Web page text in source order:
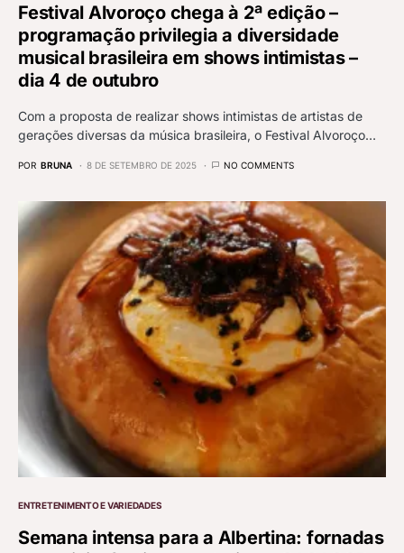
Festival Alvoroço chega à 2ª edição –
programação privilegia a diversidade
musical brasileira em shows intimistas –
dia 4 de outubro
Com a proposta de realizar shows intimistas de artistas de
gerações diversas da música brasileira, o Festival Alvoroço…
POR BRUNA 8 DE SETEMBRO DE 2025 NO COMMENTS
ENTRETENIMENTO E VARIEDADES
Semana intensa para a Albertina: fornadas